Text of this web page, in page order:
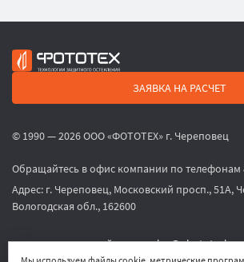
ЗАЯВКА НА РАСЧЕТ
© 1990 — 2026 ООО «ФОТОТЕХ» г. Череповец
Обращайтесь в офис компании по телефонам
Адрес: г. Череповец, Московский просп., 51А,
Вологодская обл., 162600
или по электронной почтеsales@phototech.ru